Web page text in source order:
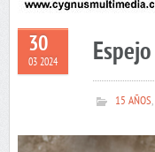
30
03 2024
15 AÑOS,